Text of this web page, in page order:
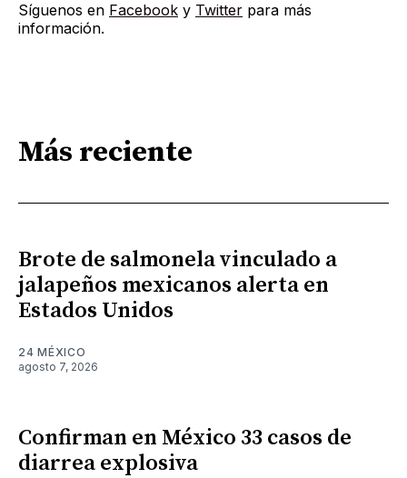
Síguenos en Facebook y Twitter para más
información.
Más reciente
Brote de salmonela vinculado a
jalapeños mexicanos alerta en
Estados Unidos
24 MÉXICO
agosto 7, 2026
Confirman en México 33 casos de
diarrea explosiva